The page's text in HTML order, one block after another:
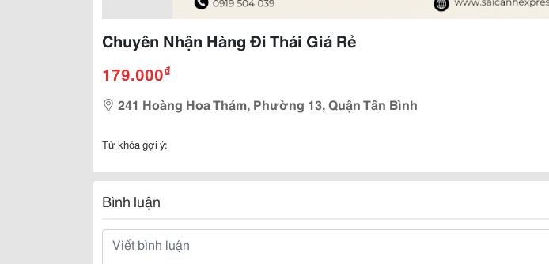
Chuyên Nhận Hàng Đi Thái Giá Rẻ
179.000₫
241 Hoàng Hoa Thám, Phường 13, Quận Tân Bình
Từ khóa gợi ý:
Bình luận